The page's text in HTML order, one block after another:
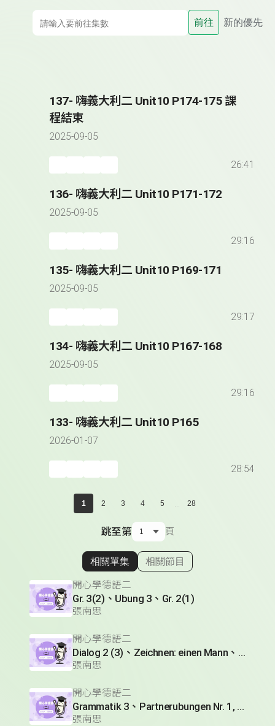
前往 新的優先
137- 嗨義大利二 Unit10 P174-175 課
程結束
2025-09-05
26:41
136- 嗨義大利二 Unit10 P171-172
2025-09-05
29:16
135- 嗨義大利二 Unit10 P169-171
2025-09-05
29:17
134- 嗨義大利二 Unit10 P167-168
2025-09-05
29:16
133- 嗨義大利二 Unit10 P165
2026-01-07
28:54
1 2 3 4 5 ... 28
跳至第 頁
顯示相關單集
相關單集 相關節目
開心學德語二
Gr. 3(2)、Ubung 3、Gr. 2(1)
張南思
開心學德語二
Dialog 2 (3)、Zeichnen: einen Mann、Lesetext 1(1)
張南思
開心學德語二
Grammatik 3、Partnerubungen Nr. 1, 3、Dialog 2(1)
張南思